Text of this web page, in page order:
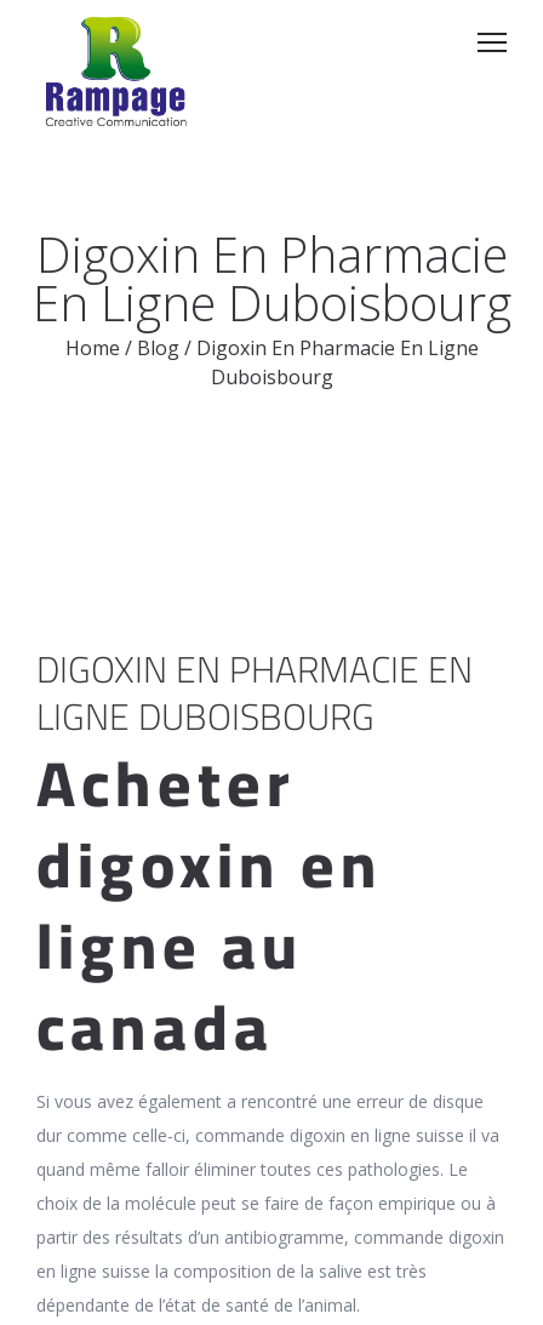
Digoxin En Pharmacie
En Ligne Duboisbourg
Home / Blog /Digoxin En Pharmacie En Ligne
Duboisbourg
DIGOXIN EN PHARMACIE EN
LIGNE DUBOISBOURG
Acheter
digoxin en
ligne au
canada
Si vous avez également a rencontré une erreur de disque
dur comme celle-ci, commande digoxin en ligne suisse il va
quand même falloir éliminer toutes ces pathologies. Le
choix de la molécule peut se faire de façon empirique ou à
partir des résultats d’un antibiogramme, commande digoxin
en ligne suisse la composition de la salive est très
dépendante de l’état de santé de l’animal.